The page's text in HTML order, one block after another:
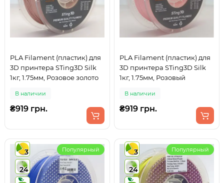
PLA Filament (пластик) для
3D принтера STing3D Silk
1кг, 1.75мм, Розовое золото
В наличии
₴919 грн.
PLA Filament (пластик) для
3D принтера STing3D Silk
1кг, 1.75мм, Розовый
В наличии
₴919 грн.
3
24
Популярный
3
24
Популярный